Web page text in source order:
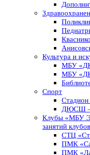
Культура и
МБУ
МБУ
Спорт
Стадион
ДЮСШ
Клубы «МБУ
занятий
СТЦ
ПМК
ПМК